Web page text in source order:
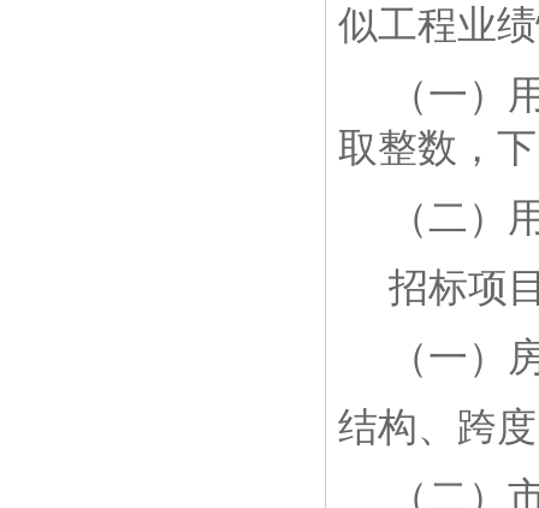
似工程业
（一）
取整数，
（二）
招标项
（一）
结构、跨
（二）